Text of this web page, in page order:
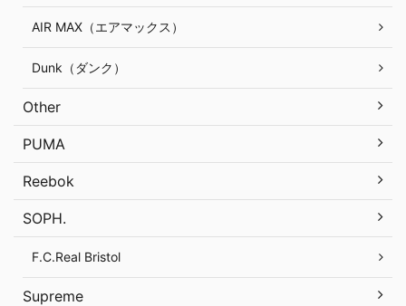
AIR MAX（エアマックス）
Dunk（ダンク）
Other
PUMA
Reebok
SOPH.
F.C.Real Bristol
Supreme